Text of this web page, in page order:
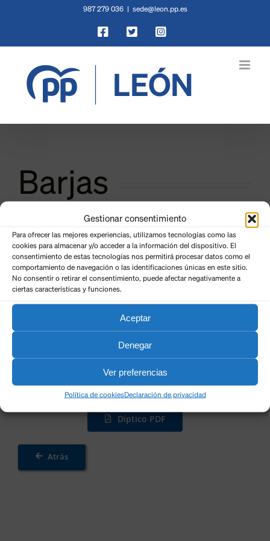
Gestionar consentimiento
Para ofrecer las mejores experiencias, utilizamos tecnologías como las
cookies para almacenar y/o acceder a la información del dispositivo. El
consentimiento de estas tecnologías nos permitirá procesar datos como el
comportamiento de navegación o las identificaciones únicas en este sitio.
No consentir o retirar el consentimiento, puede afectar negativamente a
ciertas características y funciones.
Aceptar
Denegar
Ver preferencias
Política de cookiesDeclaración de privacidad
987 279 036 sede@leon.pp.es
Facebook
X Instagram
Barjas
Díptico PDF
Atrás